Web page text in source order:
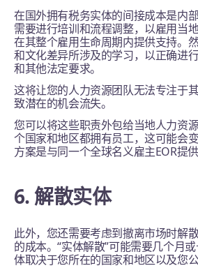
在国外拥有税务实体的间接成本是内
需要进行培训和流程调整，以雇用当地
在其整个雇用生命周期内提供支持。
和文化差异所涉及的学习，以正确进
和其他法定要求。
这将让您的人力资源团队无法专注于
致潜在的机会流失。
您可以将这些职责外包给当地人力资
个国家和地区都拥有员工，这可能会
方案是与同一个全球名义雇主EOR提供
6. 解散实体
此外，您还需要考虑到撤离市场时解
的成本。“实体解散”可能需要几个月
体取决于您所在的国家和地区以及您